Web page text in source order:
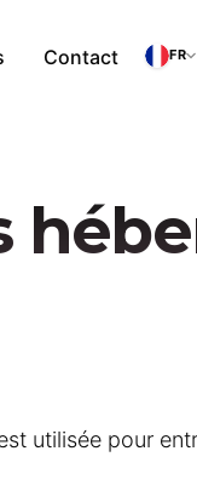
bases
Contact FR
utilisée pour